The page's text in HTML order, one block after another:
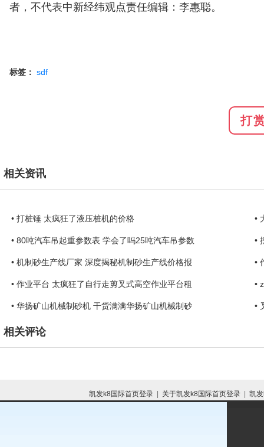
者，不代表中新经纬观点责任编辑：李惠聪。
标签： sdf
打
相关资讯
• 打桩锤 太疯狂了液压桩机的价格 •
• 80吨汽车吊起重参数表 学会了吗25吨汽车吊参数 •
• 机制砂生产线厂家 深度揭秘机制砂生产线价格报 •
• 作业平台 太疯狂了自行走剪叉式高空作业平台租 •
• 华扬矿山机械制砂机 干货满满华扬矿山机械制砂 •
相关评论
凯发k8国际首页登录 | 关于凯发k8国际首页登录 | 凯